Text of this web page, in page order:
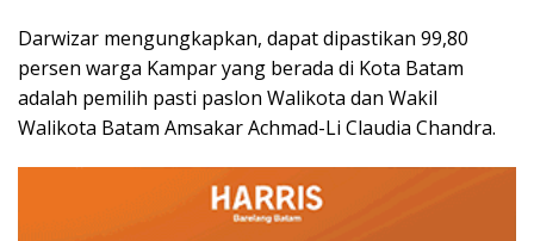
Darwizar mengungkapkan, dapat dipastikan 99,80
persen warga Kampar yang berada di Kota Batam
adalah pemilih pasti paslon Walikota dan Wakil
Walikota Batam Amsakar Achmad-Li Claudia Chandra.